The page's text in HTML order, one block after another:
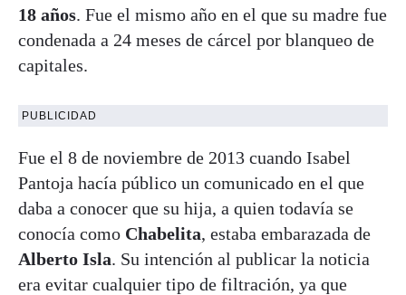
18 años. Fue el mismo año en el que su madre fue
condenada a 24 meses de cárcel por blanqueo de
capitales.
PUBLICIDAD
Fue el 8 de noviembre de 2013 cuando Isabel
Pantoja hacía público un comunicado en el que
daba a conocer que su hija, a quien todavía se
conocía como Chabelita, estaba embarazada de
Alberto Isla. Su intención al publicar la noticia
era evitar cualquier tipo de filtración, ya que